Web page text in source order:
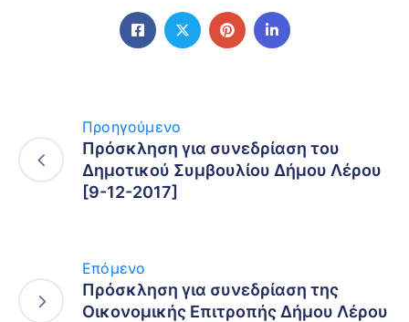
Προηγούμενο
Πρόσκληση για συνεδρίαση του
Δημοτικού Συμβουλίου Δήμου Λέρου
[9-12-2017]
Επόμενο
Πρόσκληση για συνεδρίαση της
Οικονομικής Επιτροπής Δήμου Λέρου